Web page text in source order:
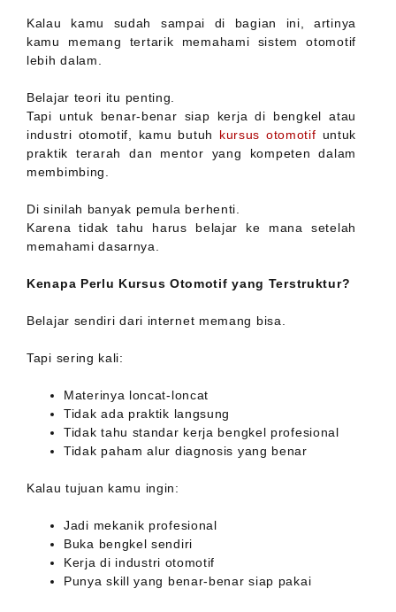
Kalau kamu sudah sampai di bagian ini, artinya
kamu memang tertarik memahami sistem otomotif
lebih dalam.
Belajar teori itu penting.
Tapi untuk benar-benar siap kerja di bengkel atau
industri otomotif, kamu butuh kursus otomotif untuk
praktik terarah dan mentor yang kompeten dalam
membimbing.
Di sinilah banyak pemula berhenti.
Karena tidak tahu harus belajar ke mana setelah
memahami dasarnya.
Kenapa Perlu Kursus Otomotif yang Terstruktur?
Belajar sendiri dari internet memang bisa.
Tapi sering kali:
Materinya loncat-loncat
Tidak ada praktik langsung
Tidak tahu standar kerja bengkel profesional
Tidak paham alur diagnosis yang benar
Kalau tujuan kamu ingin:
Jadi mekanik profesional
Buka bengkel sendiri
Kerja di industri otomotif
Punya skill yang benar-benar siap pakai